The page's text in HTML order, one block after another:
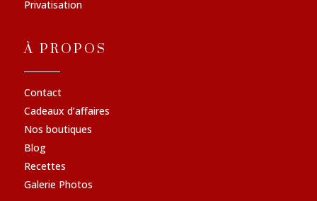
Privatisation
À PROPOS
Contact
Cadeaux d’affaires
Nos boutiques
Blog
Recettes
Galerie Photos